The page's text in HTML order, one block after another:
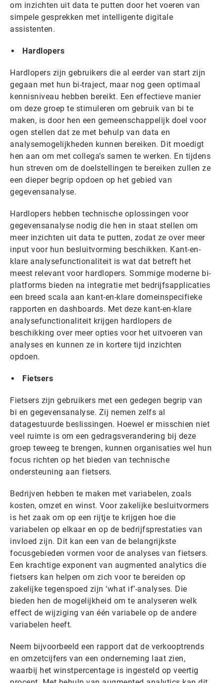
om inzichten uit data te putten door het voeren van
simpele gesprekken met intelligente digitale
assistenten.
Hardlopers
Hardlopers zijn gebruikers die al eerder van start zijn
gegaan met hun bi-traject, maar nog geen optimaal
kennisniveau hebben bereikt. Een effectieve manier
om deze groep te stimuleren om gebruik van bi te
maken, is door hen een gemeenschappelijk doel voor
ogen stellen dat ze met behulp van data en
analysemogelijkheden kunnen bereiken. Dit moedigt
hen aan om met collega’s samen te werken. En tijdens
hun streven om de doelstellingen te bereiken zullen ze
een dieper begrip opdoen op het gebied van
gegevensanalyse.
Hardlopers hebben technische oplossingen voor
gegevensanalyse nodig die hen in staat stellen om
meer inzichten uit data te putten, zodat ze over meer
input voor hun besluitvorming beschikken. Kant-en-
klare analysefunctionaliteit is wat dat betreft het
meest relevant voor hardlopers. Sommige moderne bi-
platforms bieden na integratie met bedrijfsapplicaties
een breed scala aan kant-en-klare domeinspecifieke
rapporten en dashboards. Met deze kant-en-klare
analysefunctionaliteit krijgen hardlopers de
beschikking over meer opties voor het uitvoeren van
analyses en kunnen ze in kortere tijd inzichten
opdoen.
Fietsers
Fietsers zijn gebruikers met een gedegen begrip van
bi en gegevensanalyse. Zij nemen zelfs al
datagestuurde beslissingen. Hoewel er misschien niet
veel ruimte is om een gedragsverandering bij deze
groep teweeg te brengen, kunnen organisaties wel hun
focus richten op het bieden van technische
ondersteuning aan fietsers.
Bedrijven hebben te maken met variabelen, zoals
kosten, omzet en winst. Voor zakelijke besluitvormers
is het zaak om op een rijtje te krijgen hoe die
variabelen op elkaar en op de bedrijfsprestaties van
invloed zijn. Dit kan een van de belangrijkste
focusgebieden vormen voor de analyses van fietsers.
Een krachtige exponent van augmented analytics die
fietsers kan helpen om zich voor te bereiden op
zakelijke tegenspoed zijn ‘what if’-analyses. Die
bieden hen de mogelijkheid om te analyseren welk
effect de wijziging van één variabele op de andere
variabelen heeft.
Neem bijvoorbeeld een rapport dat de verkooptrends
en omzetcijfers van een onderneming laat zien,
waarbij het winstpercentage is ingesteld op veertig